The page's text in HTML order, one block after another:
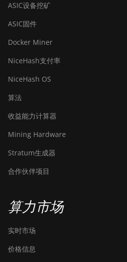
ASIC设备挖矿
ASIC固件
Docker Miner
NiceHash支付率
NiceHash OS
算法
收益能力计算器
Mining Hardware
Stratum生成器
合作伙伴项目
算力市场
实时市场
价格信息